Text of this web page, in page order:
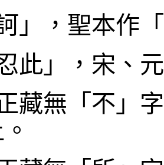
訶」，聖本作
忍此」，宋、
藏無「不」